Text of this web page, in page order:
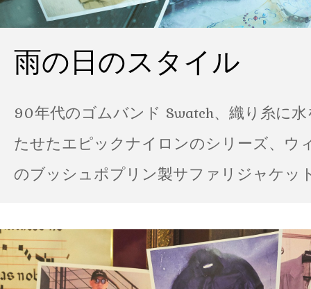
雨の日のスタイル
90年代のゴムバンド Swatch、織り糸に
たせたエピックナイロンのシリーズ、ウ
のブッシュポプリン製サファリジャケッ